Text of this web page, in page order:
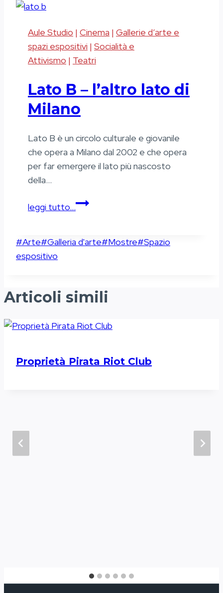
Aule Studio | Cinema | Gallerie d’arte e
spazi espositivi | Socialità e
Attivismo | Teatri
Lato B – l’altro lato di
Milano
Lato B è un circolo culturale e giovanile
che opera a Milano dal 2002 e che opera
per far emergere il lato più nascosto
della…
leggi tutto…Lato
l’altro
Tag
articolo:
#Arte#Galleria d'arte#Mostre#Spazio
espositivo
Articoli simili
Proprietà Pirata Riot Club